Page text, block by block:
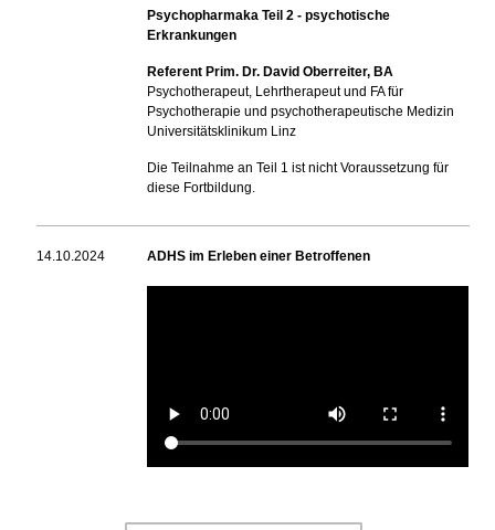
Psychopharmaka Teil 2 - psychotische
Erkrankungen
Referent Prim. Dr. David Oberreiter, BA
Psychotherapeut, Lehrtherapeut und FA für
Psychotherapie und psychotherapeutische Medizin
Universitätsklinikum Linz
Die Teilnahme an Teil 1 ist nicht Voraussetzung für
diese Fortbildung.
14.10.2024 ADHS im Erleben einer Betroffenen